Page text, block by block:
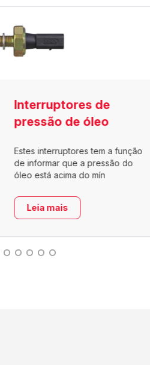
Interruptores de
pressão de óleo
Estes interruptores tem a função
de informar que a pressão do
óleo está acima do mín
Leia mais